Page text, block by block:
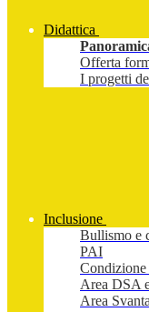
Didattica
Offerta
I progetti
Inclusione
Bullismo e
PAI
Area DSA
Area